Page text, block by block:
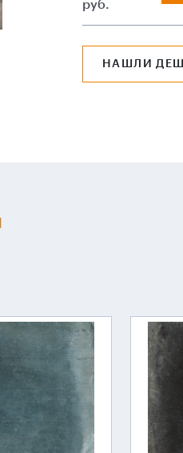
руб.
НАШЛИ